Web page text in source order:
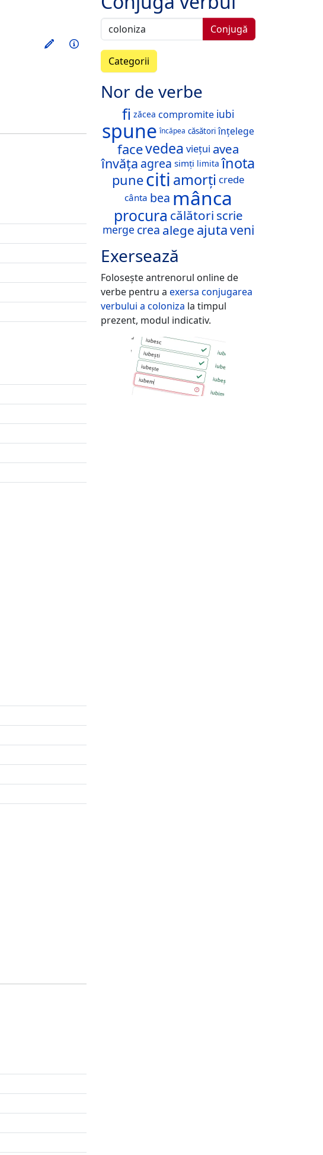
Exersează acest verb
Informații
Conjugă
Categorii
Nor de verbe
fi zăcea compromite iubi
spune încăpea căsători înțelege
facevedea viețui avea
învăța agrea simți limita înota
puneciti amorți crede
cânta bea mânca
procura călători scrie
merge crea alege ajutaveni
Exersează
Folosește antrenorul online de
verbe pentru a exersa conjugarea
verbului a coloniza la timpul
prezent, modul indicativ.